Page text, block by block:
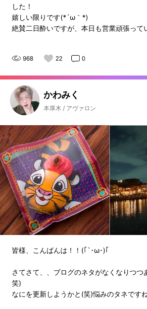
した！
嬉しい限りです(*´ω｀*)
絶賛二日酔いですが、本日も営業頑張って
968 22 0
かわみく
本厚木 / アヴァロン
皆様、こんばんは！！(｢`･ω･)｢
さてさて、、ブログのネタがなくなりつ
笑)
なにを更新しようかと(笑)悩みのタネです